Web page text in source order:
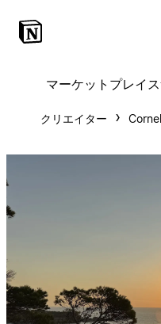
マーケットプレイス
クリエイター